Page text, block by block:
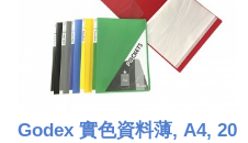
Godex 實色資料薄, A4, 20